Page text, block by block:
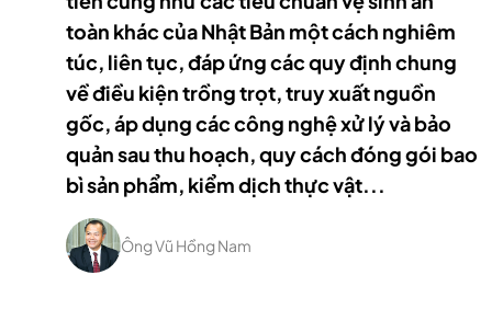
toàn khác của Nhật Bản một cách nghiêm
túc, liên tục, đáp ứng các quy định chung
về điều kiện trồng trọt, truy xuất nguồn
gốc, áp dụng các công nghệ xử lý và bảo
quản sau thu hoạch, quy cách đóng gói bao
bì sản phẩm, kiểm dịch thực vật...
Ông Vũ Hồng Nam